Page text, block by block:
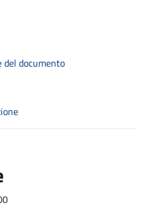
del documento